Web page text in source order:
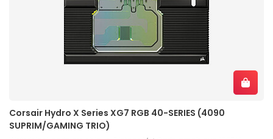
Corsair Hydro X Series XG7 RGB 40-SERIES (4090
SUPRIM/GAMING TRIO)